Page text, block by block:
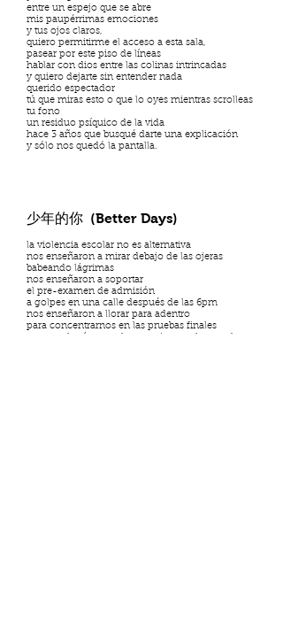
entre un espejo que se abre
mis paupérrimas emociones
y tus ojos claros,
quiero permitirme el acceso a esta sala,
pasear por este piso de líneas
hablar con dios entre las colinas intrincadas
y quiero dejarte sin entender nada
querido espectador
tú que miras esto o que lo oyes mientras scrolleas
tu fono
un residuo psíquico de la vida
hace 3 años que busqué darte una explicación
y sólo nos quedó la pantalla.
少年的你 (Better Days)
la violencia escolar no es alternativa
nos enseñaron a mirar debajo de las ojeras
babeando lágrimas
nos enseñaron a soportar
el pre-examen de admisión
a golpes en una calle después de las 6pm
nos enseñaron a llorar para adentro
para concentrarnos en las pruebas finales